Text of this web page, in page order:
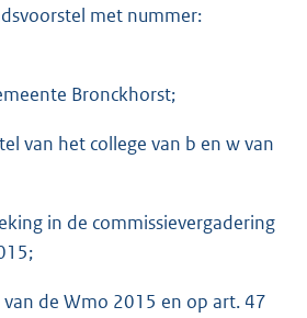
met nummer:
Bronckhorst;
van het college van b en w van
in de commissievergadering
de Wmo 2015 en op art. 47